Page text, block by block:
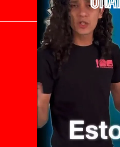
El
Vive
De 10